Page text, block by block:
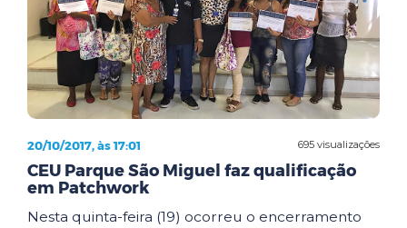
695 visualizações
20/10/2017, às 17:01
CEU Parque São Miguel faz qualificação
em Patchwork
Nesta quinta-feira (19) ocorreu o encerramento